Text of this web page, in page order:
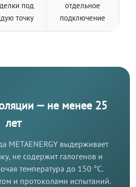
под
точку
отдельное
подключение
— не менее 25
лет
METAENERGY выдерживает
не содержит галогенов и
температура до 150 °C.
и протоколами испытаний.